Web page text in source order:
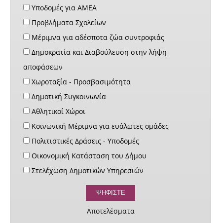
Υποδομές για ΑΜΕΑ
Προβλήματα Σχολείων
Μέριμνα για αδέσποτα ζώα συντροφιάς
Δημοκρατία και Διαβούλευση στην λήψη
αποφάσεων
Χωροταξία - Προσβασιμότητα
Δημοτική Συγκοινωνία
Αθλητικοί Χώροι
Κοινωνική Μέριμνα για ευάλωτες ομάδες
Πολιτιστικές Δράσεις - Υποδομές
Οικονομική Κατάσταση του Δήμου
Στελέχωση Δημοτικών Υπηρεσιών
Αποτελέσματα